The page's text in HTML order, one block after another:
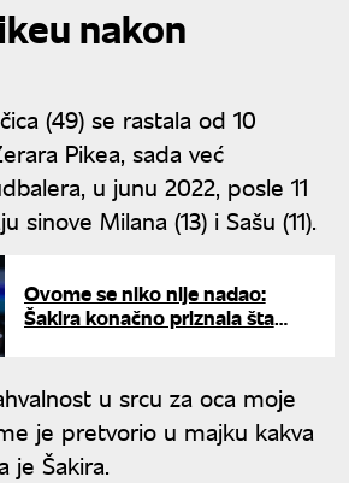
nakon
(49) se rastala od 10
Pikea, sada već
u junu 2022, posle 11
sinove Milana (13) i Sašu (11).
Ovome se niko nije nadao:
Šakira konačno priznala šta
u srcu za oca moje
je pretvorio u majku kakva
je Šakira.